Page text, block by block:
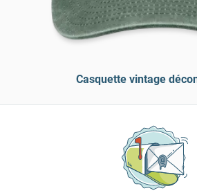
Casquette vintage